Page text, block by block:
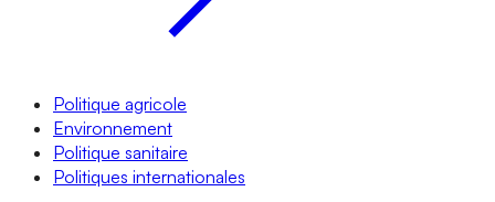
Politique agricole
Environnement
Politique sanitaire
Politiques internationales